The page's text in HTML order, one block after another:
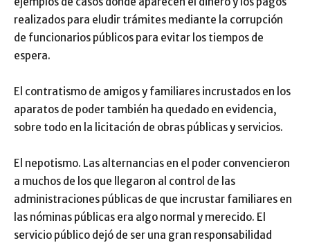
realizados para eludir trámites mediante la corrupción
de funcionarios públicos para evitar los tiempos de
espera.
El contratismo de amigos y familiares incrustados en los
aparatos de poder también ha quedado en evidencia,
sobre todo en la licitación de obras públicas y servicios.
El nepotismo. Las alternancias en el poder convencieron
a muchos de los que llegaron al control de las
administraciones públicas de que incrustar familiares en
las nóminas públicas era algo normal y merecido. El
servicio público dejó de ser una gran responsabilidad